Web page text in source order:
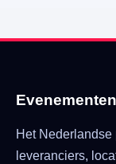
Het
leveranciers,